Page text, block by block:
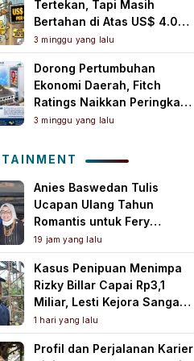
Tertekan, Tapi Masih
Bertahan di Atas US$ 4.000
per Ons Troi
3 minggu yang lalu
Dorong Pertumbuhan
Ekonomi Daerah, Fitch
Ratings Naikkan Peringkat
Bank Jambi Jadi ‘A+(idn)’
3 minggu yang lalu
Anies Baswedan Tulis
Ucapan Ulang Tahun
Romantis untuk Fery
Farhati, Ungkap Syukur
Perjalanan Panjang
Bersama
19 jam yang lalu
Kasus Penipuan Menimpa
Rizky Billar Capai Rp3,1
Miliar, Lesti Kejora Sangat
Kesal
1 hari yang lalu
Profil dan Perjalanan Karier